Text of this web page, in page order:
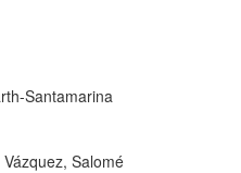
Santamarina
Vázquez, Salomé